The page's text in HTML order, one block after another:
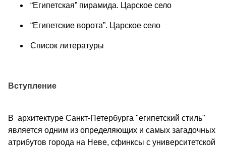
“Египетская” пирамида. Царское село
“Египетские ворота”. Царское село
Список литературы
Вступление
В архитектуре Санкт-Петербурга "египетский стиль"
является одним из определяющих и самых загадочных
атрибутов города на Неве, сфинксы с университетской